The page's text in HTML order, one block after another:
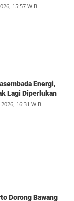
Lancar
15:57 WIB
Energi,
Lagi Diperlukan
16:31 WIB
Dorong Bawang